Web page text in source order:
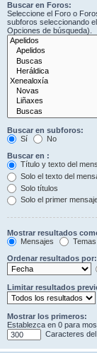
Buscar en Foros:
Seleccione el Foro o
subforos seleccionando
Opciones de búsqueda).
Buscar en subforos:
Sí
No
Buscar en :
Título y texto del
Solo el texto del
Solo títulos
Solo el primer
Mostrar resultados
Mensajes
Temas
Ordenar resultados por:
Limitar resultados
Mostrar los primeros:
Establezca en 0 para
Caracteres